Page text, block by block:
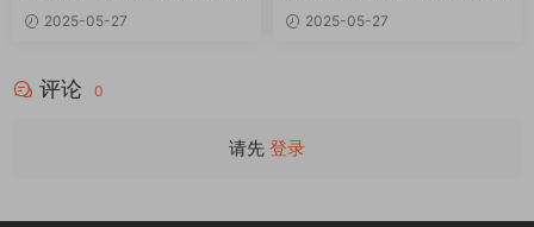
F
2025-05-27
F
2025-05-27
评论 0
请先 登录